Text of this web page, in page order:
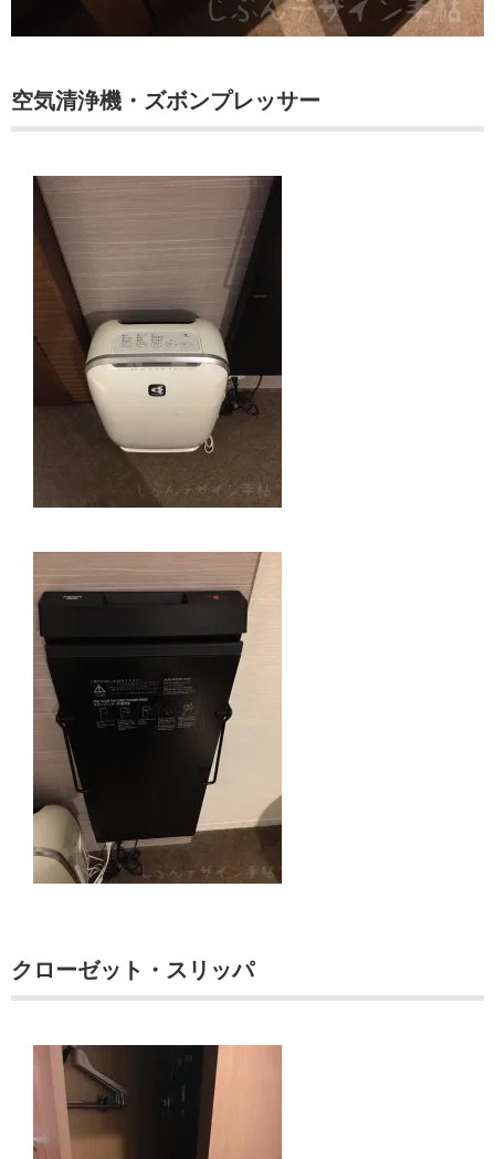
空気清浄機・ズボンプレッサー
クローゼット・スリッパ